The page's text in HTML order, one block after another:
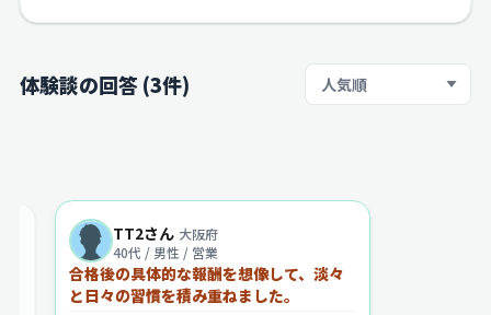
体験談の回答 (3件) 並び順
TT2さん 大阪府
40代 / 男性 / 営業
合格後の具体的な報酬を想像して、淡々
と日々の習慣を積み重ねました。